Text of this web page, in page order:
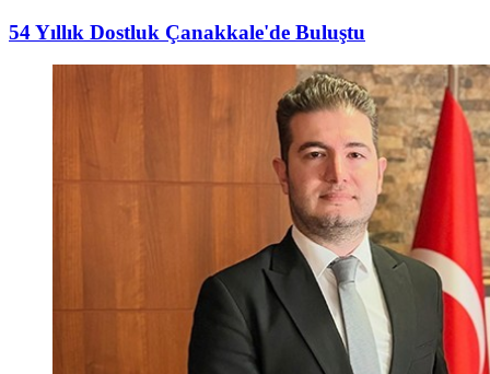
54 Yıllık Dostluk Çanakkale'de Buluştu